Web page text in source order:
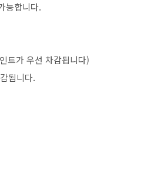
능합니다.
트가 우선 차감됩니다)
됩니다.